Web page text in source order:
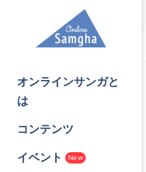
オンラインサンガと
は
コンテンツ
イベント
New